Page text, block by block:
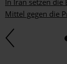
In Iran setzen die
Mittel gegen die